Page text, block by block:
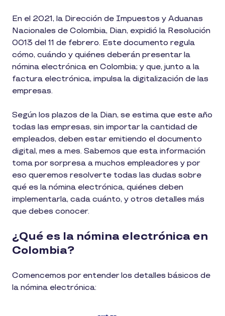
En el 2021, la Dirección de Impuestos y Aduanas
Nacionales de Colombia, Dian, expidió la Resolución
0013 del 11 de febrero. Este documento regula
cómo, cuándo y quiénes deberán presentar la
nómina electrónica en Colombia; y que, junto a la
factura electrónica, impulsa la digitalización de las
empresas.
Según los plazos de la Dian, se estima que este año
todas las empresas, sin importar la cantidad de
empleados, deben estar emitiendo el documento
digital, mes a mes. Sabemos que esta información
toma por sorpresa a muchos empleadores y por
eso queremos resolverte todas las dudas sobre
qué es la nómina electrónica, quiénes deben
implementarla, cada cuánto, y otros detalles más
que debes conocer.
¿Qué es la nómina electrónica en
Colombia?
Comencemos por entender los detalles básicos de
la nómina electrónica: